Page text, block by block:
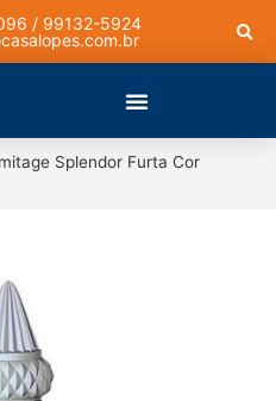
/ 99132-5924
Splendor Furta Cor